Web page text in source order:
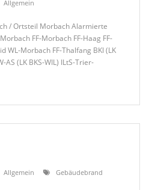
Allgemein
/ Ortsteil Morbach Alarmierte
FF-Morbach FF-Haag FF-
WL-Morbach FF-Thalfang BKI (LK
AS (LK BKS-WIL) ILtS-Trier-
Allgemein Gebäudebrand